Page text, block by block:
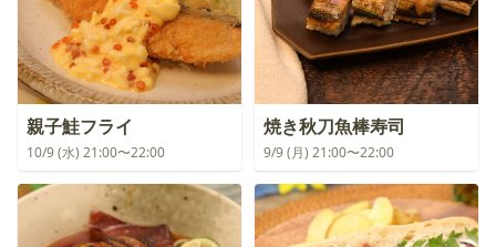
親子鮭フライ
10/9 (水) 21:00〜22:00
焼き秋刀魚棒寿司
9/9 (月) 21:00〜22:00